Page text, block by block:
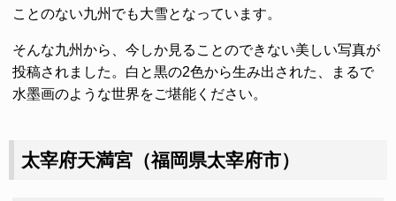
ことのない九州でも大雪となっています。
そんな九州から、今しか見ることのできない美しい写真が
投稿されました。白と黒の2色から生み出された、まるで
水墨画のような世界をご堪能ください。
太宰府天満宮（福岡県太宰府市）